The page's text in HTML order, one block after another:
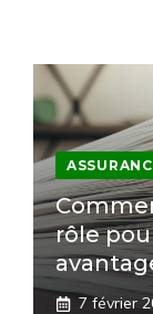
rôle
7 février